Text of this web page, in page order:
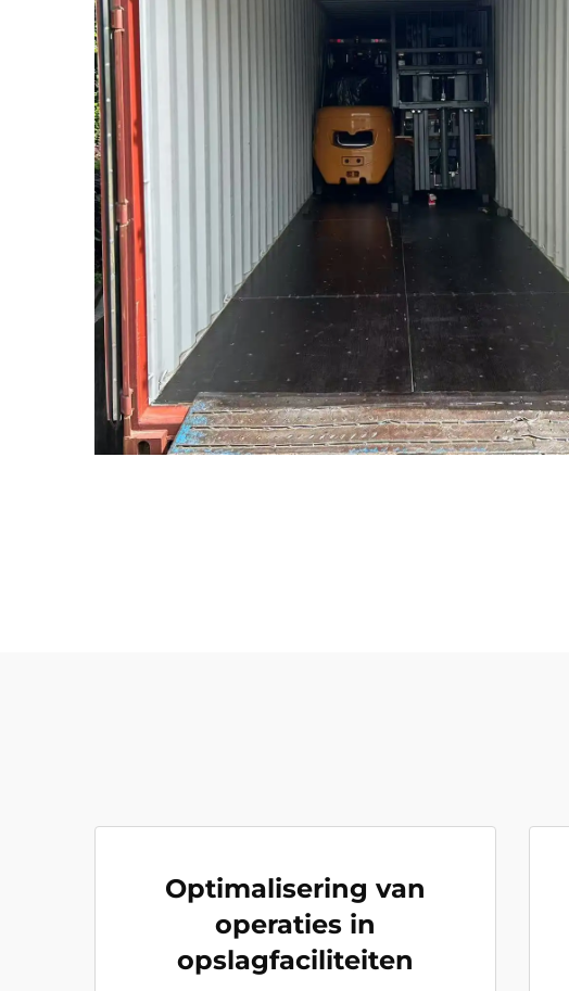
Optimalisering van
operaties in
opslagfaciliteiten